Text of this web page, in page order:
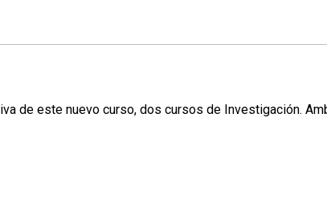
de este nuevo curso, dos cursos de Investigación.